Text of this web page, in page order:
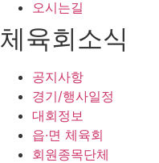
오시는길
체육회소식
공지사항
경기/행사일정
대회정보
읍·면 체육회
회원종목단체